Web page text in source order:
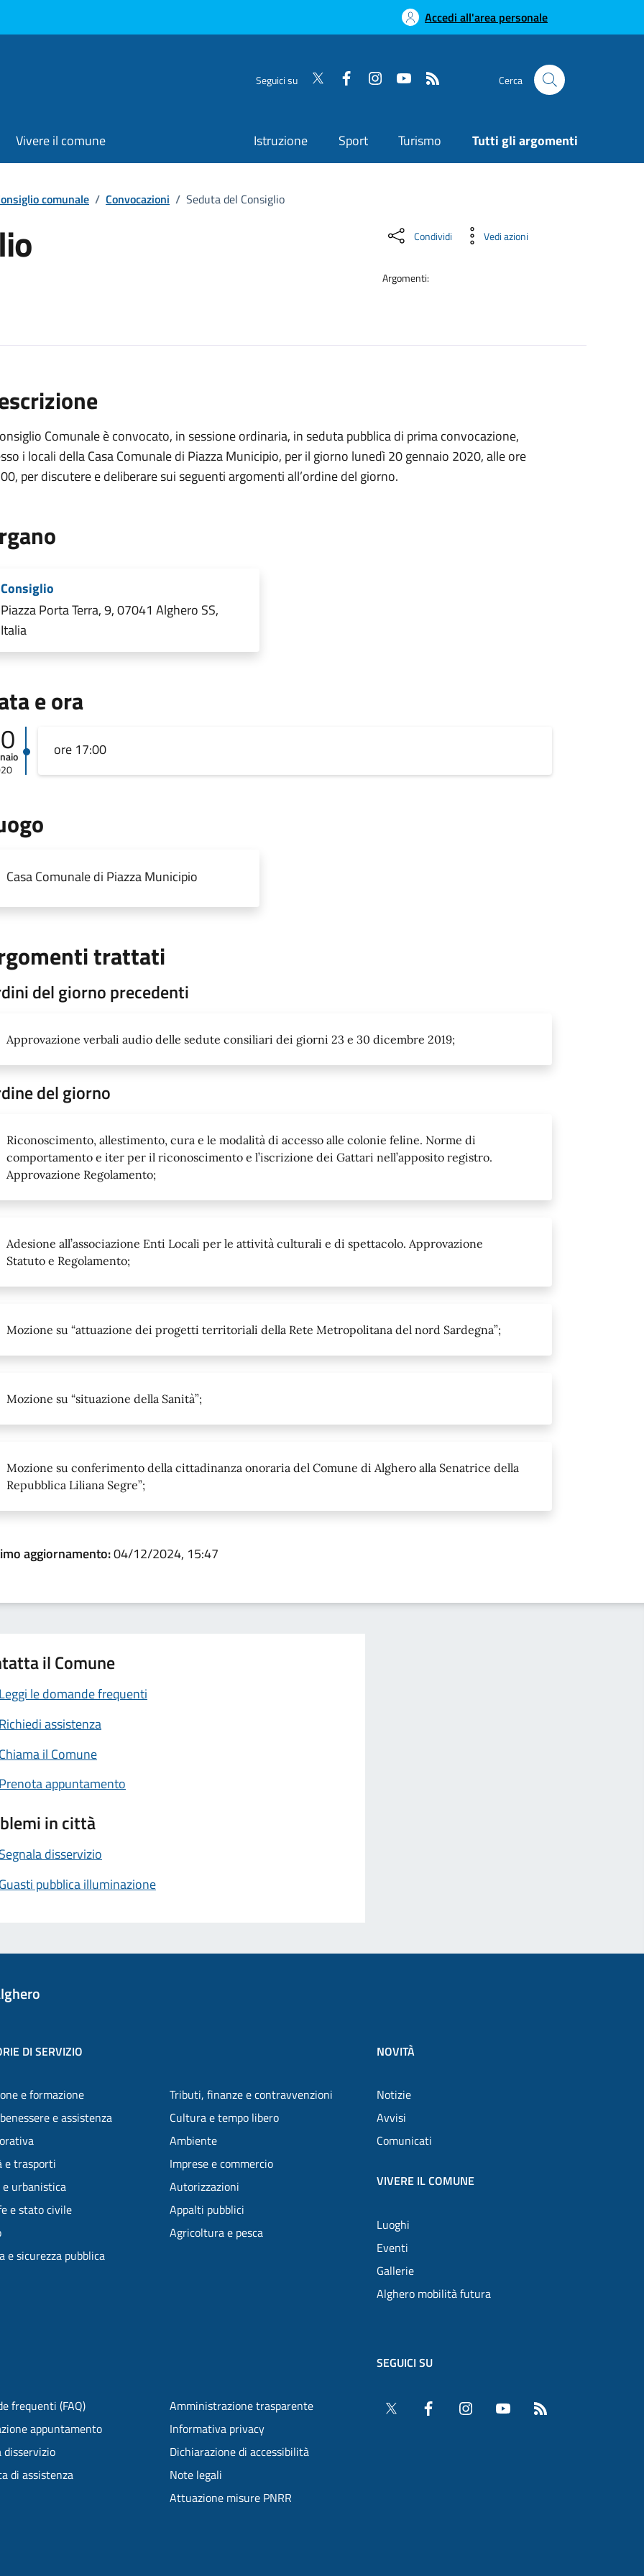
Accedi all'area personale
Seguici su Cerca
Vivere il comune Istruzione Sport Turismo Tutti gli argomenti
comunale / Convocazioni / Seduta del Consiglio
Condividi Vedi azioni
Argomenti:
Comunale è convocato, in sessione ordinaria, in seduta pubblica di prima convocazione,
i locali della Casa Comunale di Piazza Municipio, per il giorno lunedì 20 gennaio 2020, alle ore
per discutere e deliberare sui seguenti argomenti all’ordine del giorno.
Consiglio
Piazza Porta Terra, 9, 07041 Alghero SS,
Italia
e ora
ore 17:00
Casa Comunale di Piazza Municipio
trattati
del giorno precedenti
Approvazione verbali audio delle sedute consiliari dei giorni 23 e 30 dicembre 2019;
del giorno
Riconoscimento, allestimento, cura e le modalità di accesso alle colonie feline. Norme di
comportamento e iter per il riconoscimento e l’iscrizione dei Gattari nell’apposito registro.
Approvazione Regolamento;
Adesione all’associazione Enti Locali per le attività culturali e di spettacolo. Approvazione
Statuto e Regolamento;
Mozione su “attuazione dei progetti territoriali della Rete Metropolitana del nord Sardegna”;
Mozione su “situazione della Sanità”;
Mozione su conferimento della cittadinanza onoraria del Comune di Alghero alla Senatrice della
Repubblica Liliana Segre”;
aggiornamento:04/12/2024, 15:47
il Comune
le domande frequenti
assistenza
il Comune
appuntamento
in città
disservizio
pubblica illuminazione
DI SERVIZIO
e formazione
e assistenza
e trasporti
urbanistica
e stato civile
e sicurezza pubblica
Tributi, finanze e contravvenzioni
Cultura e tempo libero
Ambiente
Imprese e commercio
Autorizzazioni
Appalti pubblici
Agricoltura e pesca
NOVITÀ
Notizie
Avvisi
Comunicati
VIVERE IL COMUNE
Luoghi
Eventi
Gallerie
Alghero mobilità futura
frequenti (FAQ)
appuntamento
disservizio
di assistenza
Amministrazione trasparente
Informativa privacy
Dichiarazione di accessibilità
Note legali
Attuazione misure PNRR
SEGUICI SU
Twitter Facebook InstagramYouTube